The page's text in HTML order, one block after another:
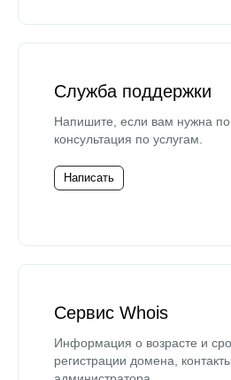
Служба поддержки
Напишите, если вам нужна
консультация по услугам.
Написать
Сервис Whois
Информация о возрасте и
регистрации домена, контакты